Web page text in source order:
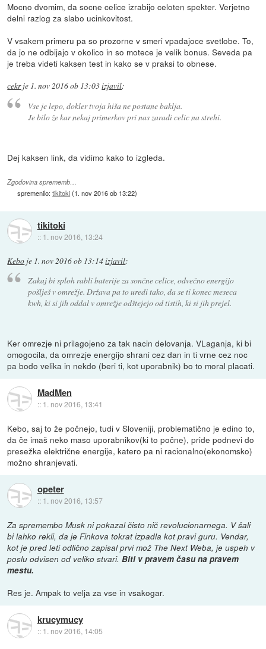
Mocno dvomim, da socne celice izrabijo celoten spekter. Verjetno
delni razlog za slabo ucinkovitost.
V vsakem primeru pa so prozorne v smeri vpadajoce svetlobe. To,
da jo ne odbijajo v okolico in so motece je velik bonus. Seveda pa
je treba videti kaksen test in kako se v praksi to obnese.
cekrje 1. nov 2016 ob 13:03izjavil:
Vse je lepo, dokler tvoja hiša ne postane baklja.
Je bilo že kar nekaj primerkov pri nas zaradi celic na strehi.
Dej kaksen link, da vidimo kako to izgleda.
Zgodovina sprememb…
spremenilo:tikitoki(1. nov 2016 ob 13:22)
tikitoki
:: 1. nov 2016, 13:24
Kebo je 1. nov 2016 ob 13:14izjavil:
Zakaj bi sploh rabli baterije za sončne celice, odvečno energijo
pošlješ v omrežje. Država pa to uredi tako, da se ti konec meseca
kwh, ki si jih oddal v omrežje odštejejo od tistih, ki si jih prejel.
Ker omrezje ni prilagojeno za tak nacin delovanja. VLaganja, ki bi
omogocila, da omrezje energijo shrani cez dan in ti vrne cez noc
pa bodo velika in nekdo (beri ti, kot uporabnik) bo to moral placati.
MadMen
:: 1. nov 2016, 13:41
Kebo, saj to že počnejo, tudi v Sloveniji, problematično je edino to,
da če imaš neko maso uporabnikov(ki to počne), pride podnevi do
presežka električne energije, katero pa ni racionalno(ekonomsko)
možno shranjevati.
opeter
:: 1. nov 2016, 13:57
Za spremembo Musk ni pokazal čisto nič revolucionarnega. V šali
bi lahko rekli, da je Finkova tokrat izpadla kot pravi guru. Vendar,
kot je pred leti odlično zapisal prvi mož The Next Weba, je uspeh v
poslu odvisen od veliko stvari. Biti v pravem času na pravem
mestu.
Res je. Ampak to velja za vse in vsakogar.
krucymucy
:: 1. nov 2016, 14:05